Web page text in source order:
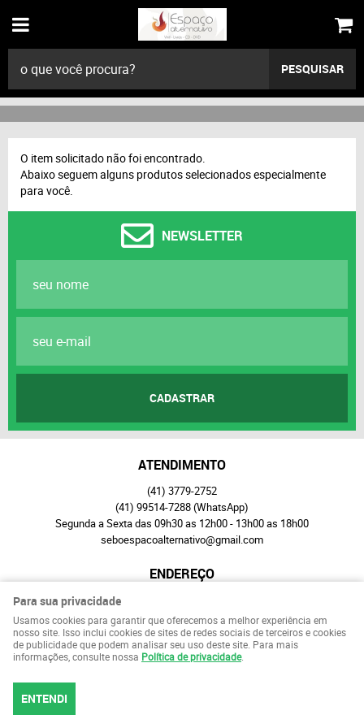
PESQUISAR
O item solicitado não foi encontrado.
Abaixo seguem alguns produtos selecionados especialmente
para você.
NEWSLETTER
CADASTRAR
ATENDIMENTO
(41) 3779-2752
(41) 99514-7288(WhatsApp)
Segunda a Sexta das 09h30 as 12h00 - 13h00 as 18h00
seboespacoalternativo@gmail.com
ENDEREÇO
Rua Paula Gomes, 120, A
LOJA VIRTUAL CRIADA POR
Para sua privacidade
Usamos cookies para garantir que oferecemos a melhor experiência em
nosso site. Isso inclui cookies de sites de redes sociais de terceiros e cookies
de publicidade que podem analisar seu uso deste site. Para mais
informações, consulte nossa Política de privacidade.
ENTENDI